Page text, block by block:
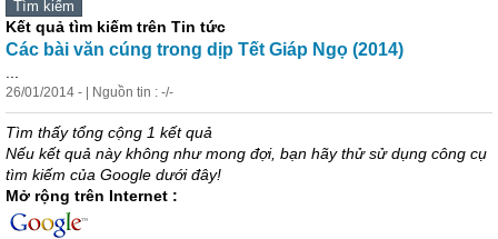
Kết quả tìm kiếm trên Tin tức
Các bài văn cúng trong dịp Tết Giáp Ngọ (2014)
26/01/2014 - | Nguồn tin : -/-
Tìm thấy tổng cộng 1 kết quả
Nếu kết quả này không như mong đợi, bạn hãy thử sử dụng công cụ
tìm kiếm của Google dưới đây!
Mở rộng trên Internet :